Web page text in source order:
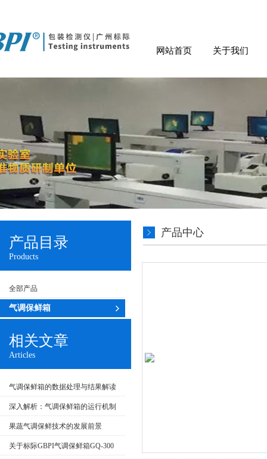
网站首页 关于我们
产品目录
Products
全部产品
气调保鲜箱
相关文章
Articles
气调保鲜箱的数据处理与结果解读
深入解析：气调保鲜箱的运行机制
及维护
果蔬气调保鲜技术的发展前景
关于标际GBPI气调保鲜箱GQ-300
产品中心